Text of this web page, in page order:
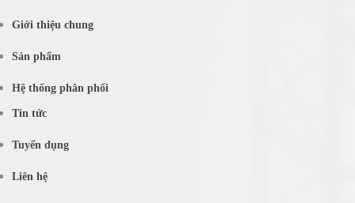
Giới thiệu chung
Sản phẩm
Hệ thống phân phối
Tin tức
Tuyển dụng
Liên hệ